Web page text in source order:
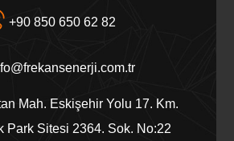
+90 850 650 62 82
Mah. Eskişehir Yolu 17. Km.
Park Sitesi 2364. Sok. No:22